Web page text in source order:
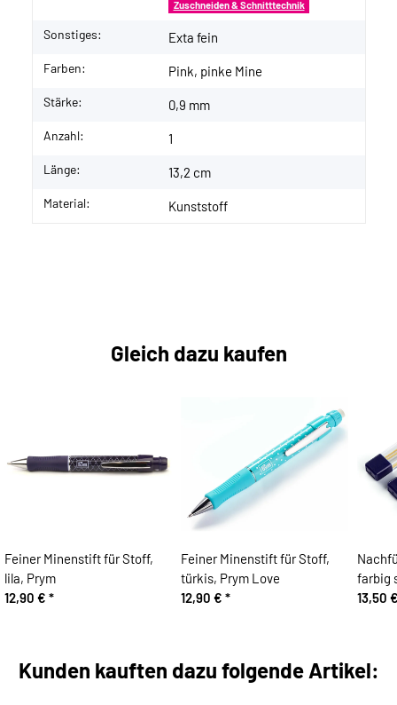
Zuschneiden & Schnitttechnik
Sonstiges: Exta fein
Farben: Pink, pinke Mine
Stärke: 0,9 mm
Anzahl: 1
Länge: 13,2 cm
Material: Kunststoff
Gleich dazu kaufen
Feiner Minenstift für Stoff,
lila, Prym
12,90 € *
Feiner Minenstift für Stoff,
türkis, Prym Love
12,90 € *
farbig
13,50
Kunden kauften dazu folgende Artikel: